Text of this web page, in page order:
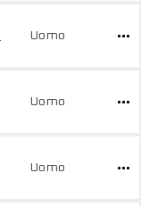
Uomo
Uomo
Uomo